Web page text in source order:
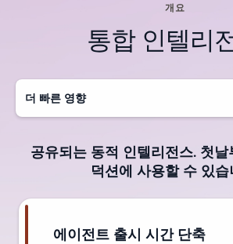
개요
통합 인텔리
더 빠른 영향
공유되는 동적 인텔리전스. 첫
덕션에 사용할 수 있습
에이전트 출시 시간 단축